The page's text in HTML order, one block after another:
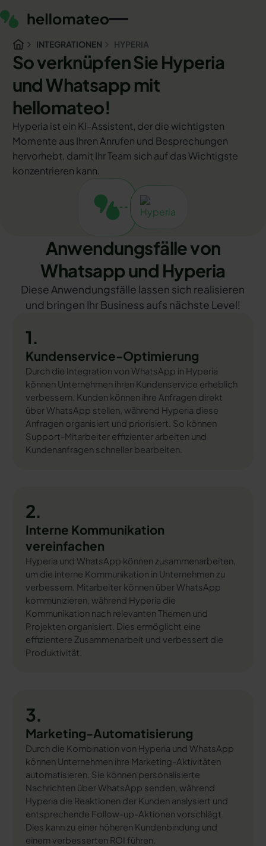
INTEGRATIONEN HYPERIA
So verknüpfen Sie Hyperia
und Whatsapp mit
hellomateo!
Hyperia ist ein KI-Assistent, der die wichtigsten
Momente aus Ihren Anrufen und Besprechungen
hervorhebt, damit Ihr Team sich auf das Wichtigste
konzentrieren kann.
Anwendungsfälle von
Whatsapp und Hyperia
Diese Anwendungsfälle lassen sich realisieren
und bringen Ihr Business aufs nächste Level!
1.
Kundenservice-Optimierung
Durch die Integration von WhatsApp in Hyperia
können Unternehmen ihren Kundenservice erheblich
verbessern. Kunden können ihre Anfragen direkt
über WhatsApp stellen, während Hyperia diese
Anfragen organisiert und priorisiert. So können
Support-Mitarbeiter effizienter arbeiten und
Kundenanfragen schneller bearbeiten.
2.
Interne Kommunikation
vereinfachen
Hyperia und WhatsApp können zusammenarbeiten,
um die interne Kommunikation in Unternehmen zu
verbessern. Mitarbeiter können über WhatsApp
kommunizieren, während Hyperia die
Kommunikation nach relevanten Themen und
Projekten organisiert. Dies ermöglicht eine
effizientere Zusammenarbeit und verbessert die
Produktivität.
3.
Marketing-Automatisierung
Durch die Kombination von Hyperia und WhatsApp
können Unternehmen ihre Marketing-Aktivitäten
automatisieren. Sie können personalisierte
Nachrichten über WhatsApp senden, während
Hyperia die Reaktionen der Kunden analysiert und
entsprechende Follow-up-Aktionen vorschlägt.
Dies kann zu einer höheren Kundenbindung und
einem verbesserten ROI führen.